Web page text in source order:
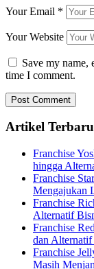
Your Email *
Your Website
Save my name,
time I comment.
Artikel Terbaru
Franchise
hingga
Franchise
Mengajukan
Franchise
Alternatif
Franchise
dan Alternatif
Franchise
Masih